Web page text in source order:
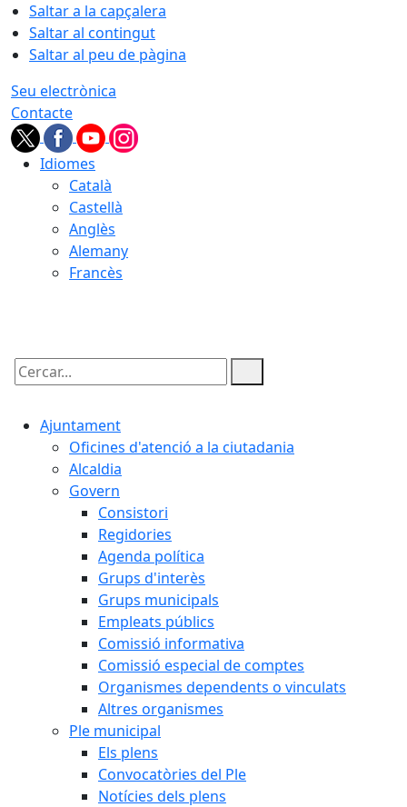
Saltar a la capçalera
Saltar al contingut
Saltar al peu de pàgina
Seu electrònica
Contacte
Idiomes
Català
Castellà
Anglès
Alemany
Francès
Cercar:
Ajuntament
Oficines d'atenció a la ciutadania
Alcaldia
Govern
Consistori
Regidories
Agenda política
Grups d'interès
Grups municipals
Empleats públics
Comissió informativa
Comissió especial de comptes
Organismes dependents o vinculats
Altres organismes
Ple municipal
Els plens
Convocatòries del Ple
Notícies dels plens